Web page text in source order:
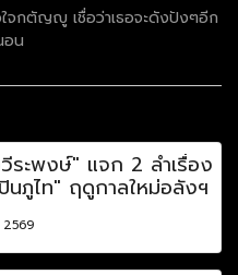
จกตัญญู เชื่อว่าเธอจะดังปังๆอีก
อน
ระพงษ์" แจก 2 ลำเรื่อง
นภูไท" ฤดูกาลใหม่อลังฯ
2569